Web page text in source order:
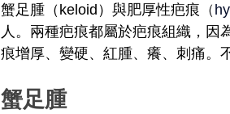
蟹足腫（keloid）與肥厚性疤痕 （
人。兩種疤痕都屬於疤痕組織，
痕增厚、變硬、紅腫、癢、刺痛。
蟹足腫